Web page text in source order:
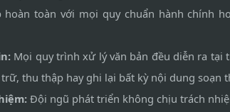
toàn với mọi quy chuẩn hành chính
Mọi quy trình xử lý văn bản đều diễn ra tại
thu thập hay ghi lại bất kỳ nội dung soạn
Đội ngũ phát triển không chịu trách